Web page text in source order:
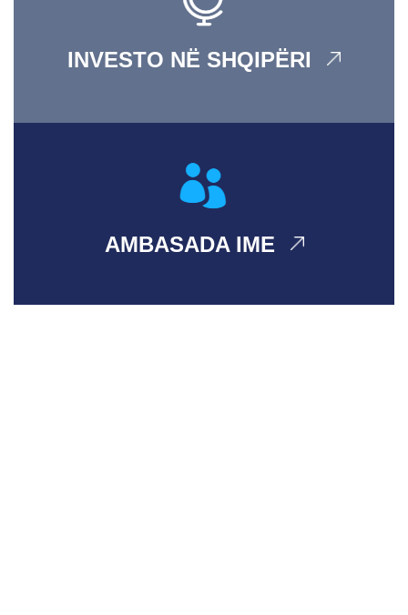
INVESTO NË SHQIPËRI
AMBASADA IME